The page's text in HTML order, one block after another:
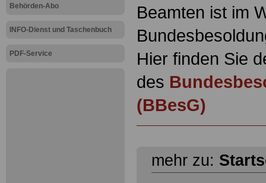
Behörden-Abo
INFO-Dienst und Taschenbuch
PDF-Service
Beamten ist im
Hier finden Sie
des
(BBesG)
mehr zu: